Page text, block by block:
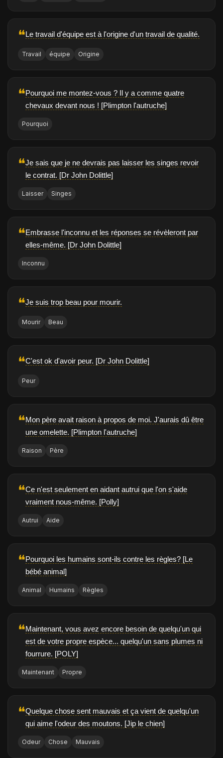
❝Le travail d'équipe est à l'origine d'un travail de qualité.
Travail équipe Origine
❝Pourquoi me montez-vous ? Il y a comme quatre
chevaux devant nous ! [Plimpton l'autruche]
Pourquoi
❝Je sais que je ne devrais pas laisser les singes revoir
le contrat. [Dr John Dolittle]
Laisser Singes
❝Embrasse l'inconnu et les réponses se révèleront par
elles-même. [Dr John Dolittle]
Inconnu
❝Je suis trop beau pour mourir.
Mourir Beau
❝C'est ok d'avoir peur. [Dr John Dolittle]
Peur
❝Mon père avait raison à propos de moi. J'aurais dû être
une omelette. [Plimpton l'autruche]
Raison Père
❝Ce n'est seulement en aidant autrui que l'on s'aide
vraiment nous-même. [Polly]
Autrui Aide
❝Pourquoi les humains sont-ils contre les règles? [Le
bébé animal]
Animal Humains Règles
❝Maintenant, vous avez encore besoin de quelqu'un qui
est de votre propre espèce... quelqu'un sans plumes ni
fourrure. [POLY]
Maintenant Propre
❝Quelque chose sent mauvais et ça vient de quelqu'un
qui aime l'odeur des moutons. [Jip le chien]
Odeur Chose Mauvais